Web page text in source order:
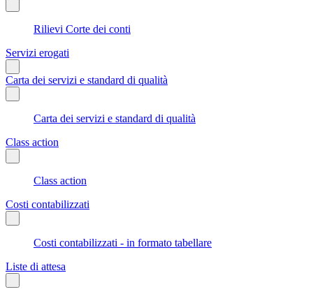
Rilievi Corte dei conti
Servizi erogati
Carta dei servizi e standard di qualità
Carta dei servizi e standard di qualità
Class action
Class action
Costi contabilizzati
Costi contabilizzati - in formato tabellare
Liste di attesa